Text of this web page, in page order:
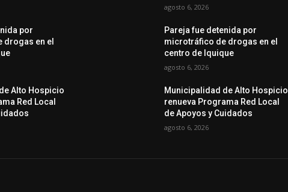
por
en el
Alto Hospicio
Red Local
agosto 6, 2026
Pareja fue detenida por
microtráfico de drogas en el
centro de Iquique
agosto 6, 2026
Municipalidad de Alto Hospicio
renueva Programa Red Local
de Apoyos y Cuidados
agosto 6, 2026